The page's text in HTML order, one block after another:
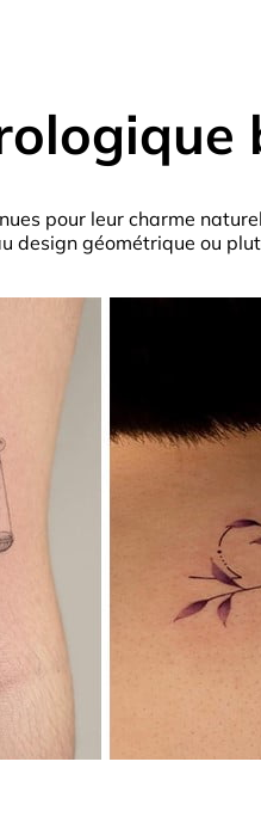
pour leur charme
design géométrique ou